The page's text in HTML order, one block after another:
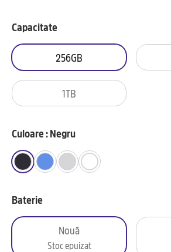
Capacitate
256GB
1TB
Culoare : Negru
Baterie
Nouă
Stoc epuizat